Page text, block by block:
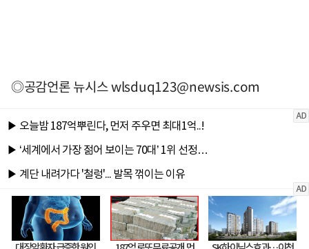
◎공감언론 뉴시스wlsduq123@newsis.com